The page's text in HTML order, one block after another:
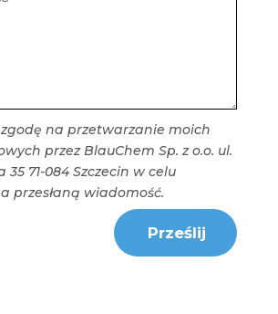
na przetwarzanie moich
przez BlauChem Sp. z o.o. ul.
35 71-084 Szczecin w celu
przesłaną wiadomość.
Prześlij